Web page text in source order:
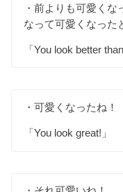
・前よりも可愛く
なって可愛くなった
「You look better
・可愛くなったね！
「You look great!」